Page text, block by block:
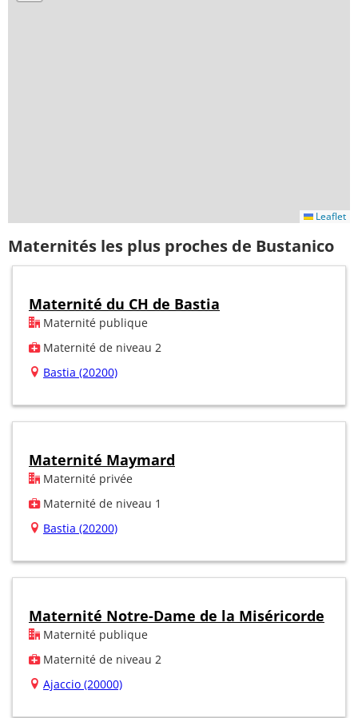
Leaflet
Maternités les plus proches de Bustanico
Maternité du CH de Bastia
Maternité publique
Maternité de niveau 2
Bastia (20200)
Maternité Maymard
Maternité privée
Maternité de niveau 1
Bastia (20200)
Maternité Notre-Dame de la Miséricorde
Maternité publique
Maternité de niveau 2
Ajaccio (20000)